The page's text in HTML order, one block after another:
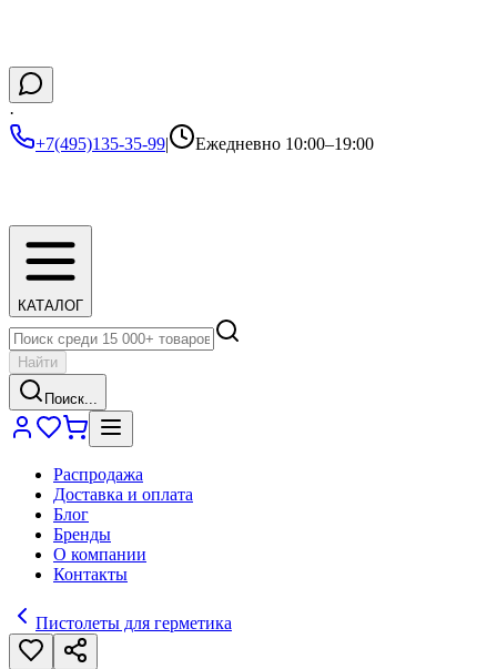
·
+7(495)135-35-99| Ежедневно 10:00–19:00
КАТАЛОГ
Найти
Поиск...
Распродажа
Доставка и оплата
Блог
Бренды
О компании
Контакты
Пистолеты для герметика